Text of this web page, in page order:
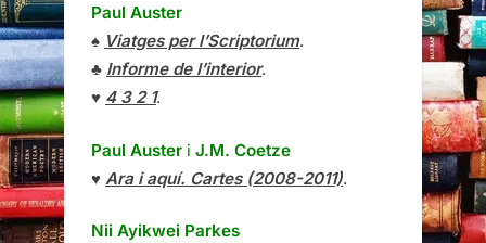
Paul Auster
♠ Viatges per l’Scriptorium.
♣ Informe de l’interior.
♥ 4 3 2 1.
Paul Auster i J.M. Coetze
♥ Ara i aquí. Cartes (2008-2011).
Nii Ayikwei Parkes